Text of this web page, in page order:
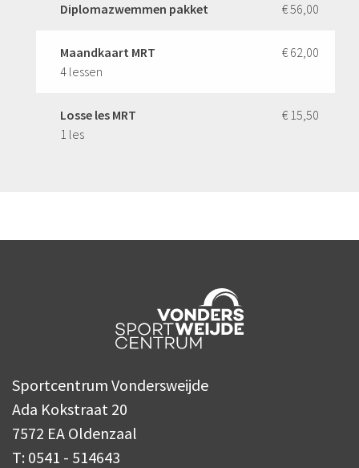
Diplomazwemmen pakket € 56,00
Maandkaart MRT
4 lessen
€ 62,00
Losse les MRT
1 les
€ 15,50
Sportcentrum Vondersweijde
Ada Kokstraat 20
7572 EA Oldenzaal
T: 0541 - 514643